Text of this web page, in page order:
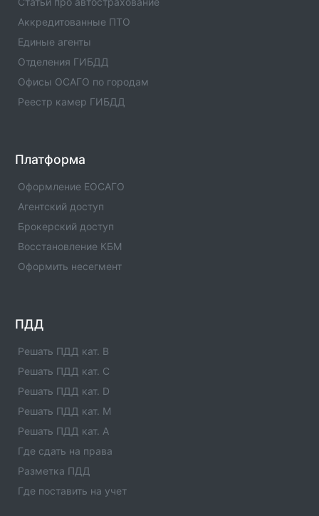
Единые агенты в городе Нижнекамк. Адреса,
телефоны, услуги , отзывы
Единые агенты в городе с.Муслюмово
Список единых агентов в населенном пункте -
Единые агенты в городе с.Муслюмово. Адреса,
Единые агенты в городе Мензелинск
Список единых агентов в населенном пункте -
Единые агенты в городе Мензелинск. Адреса,
телефоны, услуги , отзывы
Единые агенты в городе Менделеевск
Список единых агентов в населенном пункте -
телефоны, услуги , отзывы
Список единых агентов в населенном пункте -
Единые агенты в городе Мамадыш. Адреса,
телефоны, услуги , отзывы
Список единых агентов в населенном пункте -
Единые агенты в городе Лениногорск. Адреса,
Единые агенты в городе Лаишево
Список единых агентов в населенном пункте -
Единые агенты в городе Лаишево. Адреса, телефоны,
услуги , отзывы
Аккредитованные ПТО
Единые агенты
Отделения ГИБДД
Офисы ОСАГО по городам
Реестр камер ГИБДД
Платформа
Оформление ЕОСАГО
Агентский доступ
Брокерский доступ
Восстановление КБМ
Оформить несегмент
ПДД
Решать ПДД кат. B
Решать ПДД кат. C
Решать ПДД кат. D
Решать ПДД кат. M
Решать ПДД кат. A
Где сдать на права
Разметка ПДД
Где поставить на учет